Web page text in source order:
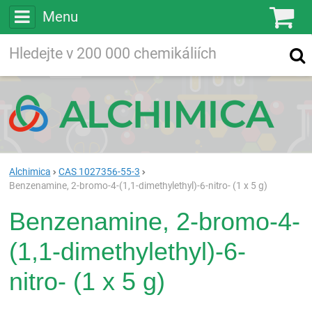
Menu
Vyhledávání
Alchimica
CAS 1027356-55-3
Benzenamine, 2-bromo-4-(1,1-dimethylethyl)-6-nitro- (1 x 5 g)
Benzenamine, 2-bromo-4-
(1,1-dimethylethyl)-6-
nitro- (1 x 5 g)